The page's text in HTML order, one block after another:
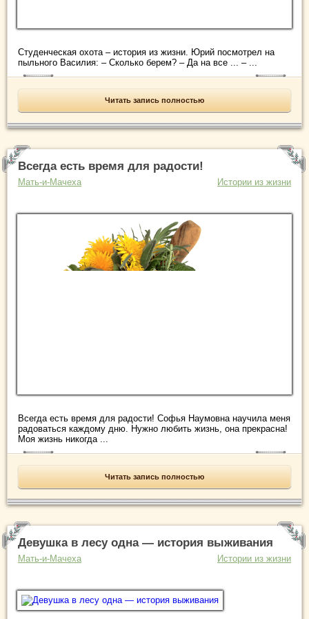
Студенческая охота – история из жизни. Юрий посмотрел на
пыльного Василия: – Сколько берем? – Да на все ... – ...
Читать запись полностью
Всегда есть время для радости!
Мать-и-Мачеха Истории из жизни
Всегда есть время для радости! Софья Наумовна научила меня
радоваться каждому дню. Нужно любить жизнь, она прекрасна!
Моя жизнь никогда ...
Читать запись полностью
Девушка в лесу одна — история выживания
Мать-и-Мачеха Истории из жизни